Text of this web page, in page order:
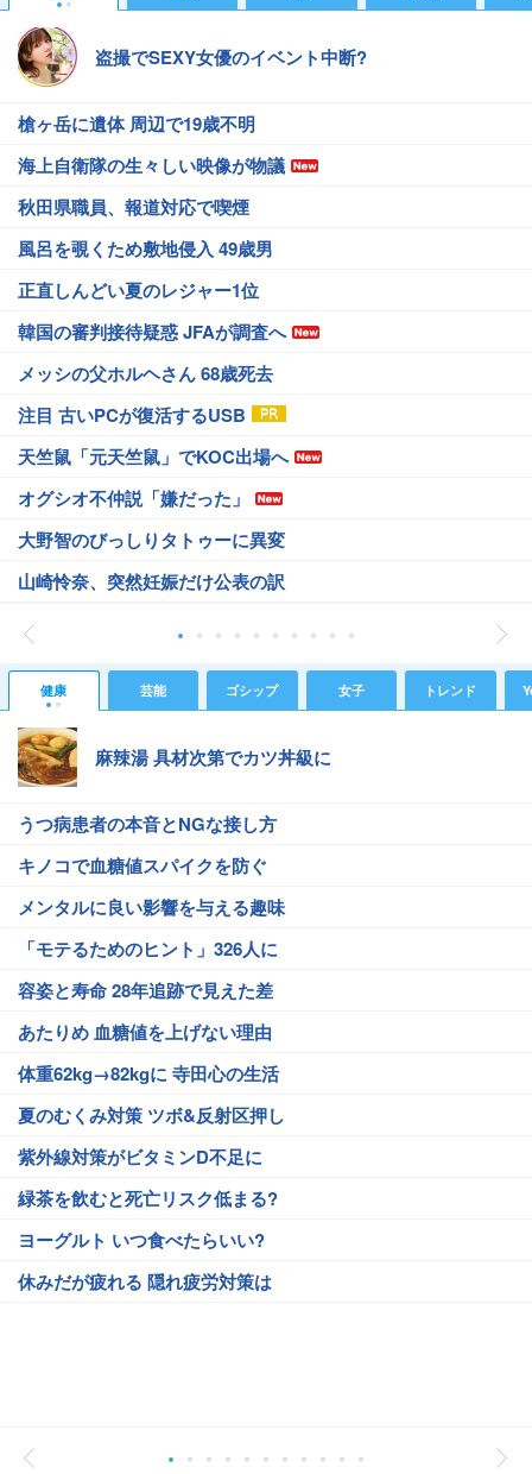
盗撮でSEXY女優のイベント中断?
槍ヶ岳に遺体 周辺で19歳不明
海上自衛隊の生々しい映像が物議
秋田県職員、報道対応で喫煙
風呂を覗くため敷地侵入 49歳男
正直しんどい夏のレジャー1位
韓国の審判接待疑惑 JFAが調査へ
メッシの父ホルヘさん 68歳死去
注目 古いPCが復活するUSB
天竺鼠「元天竺鼠」でKOC出場へ
オグシオ不仲説「嫌だった」
大野智のびっしりタトゥーに異変
山崎怜奈、突然妊娠だけ公表の訳
健康 芸能 ゴシップ 女子 トレンド
麻辣湯 具材次第でカツ丼級に
うつ病患者の本音とNGな接し方
キノコで血糖値スパイクを防ぐ
メンタルに良い影響を与える趣味
「モテるためのヒント」326人に
容姿と寿命 28年追跡で見えた差
あたりめ 血糖値を上げない理由
体重62kg→82kgに 寺田心の生活
夏のむくみ対策 ツボ&反射区押し
紫外線対策がビタミンD不足に
緑茶を飲むと死亡リスク低まる?
ヨーグルト いつ食べたらいい?
休みだが疲れる 隠れ疲労対策は